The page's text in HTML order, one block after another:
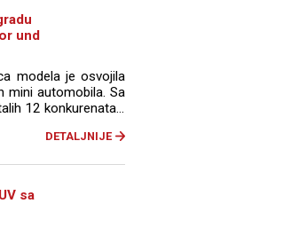
und
modela je osvojila
mini automobila. Sa
12 konkurenata...
DETALJNIJE
sa